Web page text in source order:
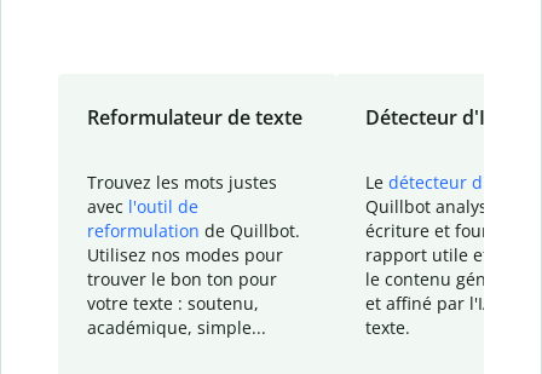
Reformulateur de texte
Trouvez les mots justes
avec l'outil de
reformulation de Quillbot.
Utilisez nos modes pour
trouver le bon ton pour
votre texte : soutenu,
académique, simple...
Détecteur d'IA
Le détecteur d'IA
Quillbot analyse votre
écriture et fournit un
rapport utile et
le contenu généré
et affiné par l'IA
texte.